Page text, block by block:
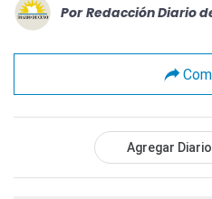
Por Redacción Diario
Agregar